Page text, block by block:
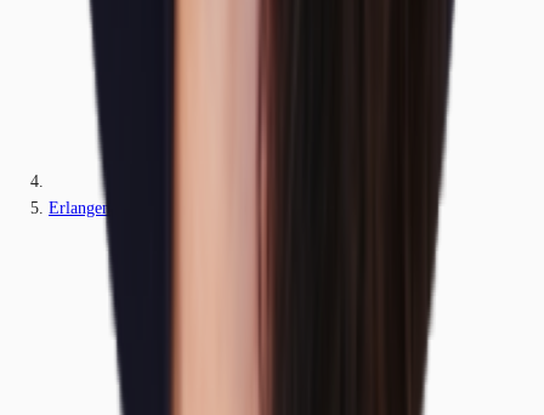
Erlangen